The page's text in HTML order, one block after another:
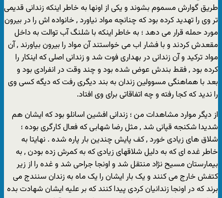
طریق گوارش مسموم بشوند و یکی از اونها به خاطر اینکه زندانی قدیمی
تر وی را تهدید کرده بود که چنانچه مواد نیاورد , خانواده اش را در بیرون
مورد حمله قرار می دهد ؛ به خاطر اینکه با شلنگ آب توالت به داخل
مقعدش کردند و با فشار اب می خواستند آن مواد را بیرون بیاورند , آن
مواد ترکید و آن زندانی در بهداری فوت شد و زندانی اصلی که اینکار را
کرده بود , فقط بندش عوض شده بود و چند وقت در انفرادی بود و
بعد با هماهنگی مسوولین زندان به بند دیگری رفت که دیگه کسی وی
را ندید که کجا رفته و چه اتفاقاتی برای وی افتاد.
از دیگر موارد مشاهدات من ؛ زندانی افشین اسانلو بود که ایشان هم
شدیدا شکنجه قپانی شد , مثل رضا شهابی که فعال کارگری بوده ؛
شلاق های زیادی خورد , کف پایش چندین بار پاره شده . نهایتا به
خاطر غده ای که به دلیل شلاقهای زیادی که به کمرش زده بودن , به
بیمارستان مسیح نژاد منتقل شد و اونجا جراحی شد و غده را از زیر
کتفش خارج می کنند و یک بار ایشان را یک ماه به زندان سنندج می
برند که در اونجا زندانیان کردی پیدا کنند که بر علیه ایشان شهادت بده